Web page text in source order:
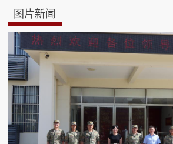
图片新闻